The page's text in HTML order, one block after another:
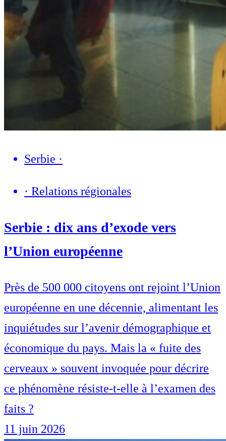
Serbie ·
· Relations régionales
Serbie : dix ans d’exode vers
l’Union européenne
Près de 500 000 citoyens ont rejoint l’Union
européenne en une décennie, alimentant les
inquiétudes sur l’avenir démographique et
économique du pays. Mais la « fuite des
cerveaux » souvent invoquée pour décrire
ce phénomène résiste-t-elle à l’examen des
faits ?
11 juin 2026